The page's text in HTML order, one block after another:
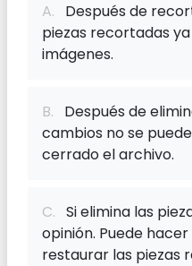
A. Después de
piezas recortadas
imágenes.
B. Después de
cambios no se
cerrado el archivo.
C. Si elimina las
opinión. Puede
restaurar las piezas